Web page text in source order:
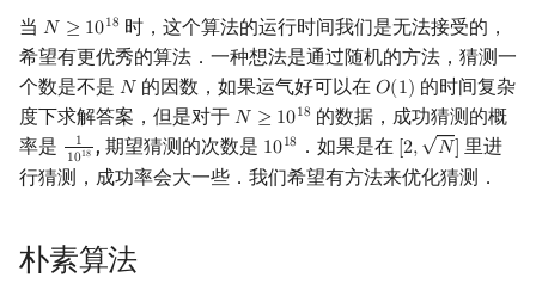
F.A.Q.
镜像站列表
致谢
出题 Kate
Dev-C++
CLion
WSL (Windows 10)
Special Judge
Testlib
OJ 工具
函数
文件操作
新版 C++ 特性
Lambda 表达式
pb_ds
Python 速成
Java 速成
Java 进阶
排序 快速排序
归并排序
堆排序
前缀和 & 差分
二分
构造
迭代加深搜索
IDA*
回溯法
Alpha–Beta 剪枝
树形 DP
状压 DP
数位 DP
计数 DP
状态设计优化
前缀函数与 KMP 算法
Boyer–Moore 算法
Z 函数（扩展 KMP）
后缀数组 (SA)
实现
Floyd 判环
Brent 判环
多项式牛顿迭代
多项式多点求值|快速插值
多项式初等函数
多项式平移|连续点值平移
斯特林数
贝尔数
伯努利数
Eulerian Number
线性空间
线性基
线性映射
对角化
堆
块状数据结构
单调栈
ST 表
Size Balanced Tree
AVL 树
红黑树
树上启发式合并
虚树
树分治
有向无环图
拓扑排序
最短路问题
斯坦纳树
凸包
扫描线
旋转卡壳
平面最近点对
悬线法
有限状态自动机
计算理论基础
约瑟夫问题
当 𝑁 ≥ 1018
N≥ 10 18
时，这个算法的运行时间我们是无法接受的，
希望有更优秀的算法．一种想法是通过随机的方法，猜测一
个数是不是 𝑁
N 的因数，如果运气好可以在𝑂(1)
O(1) 的时间复杂
度下求解答案，但是对于 𝑁 ≥ 1018
N≥ 10 18
的数据，成功猜测的概
率是
1
1018
11018
, 期望猜测的次数是 1018
1018 ．如果是在 [2,
√
𝑁]
[2, N]
里进
行猜测，成功率会大一些．我们希望有方法来优化猜测．
朴素算法